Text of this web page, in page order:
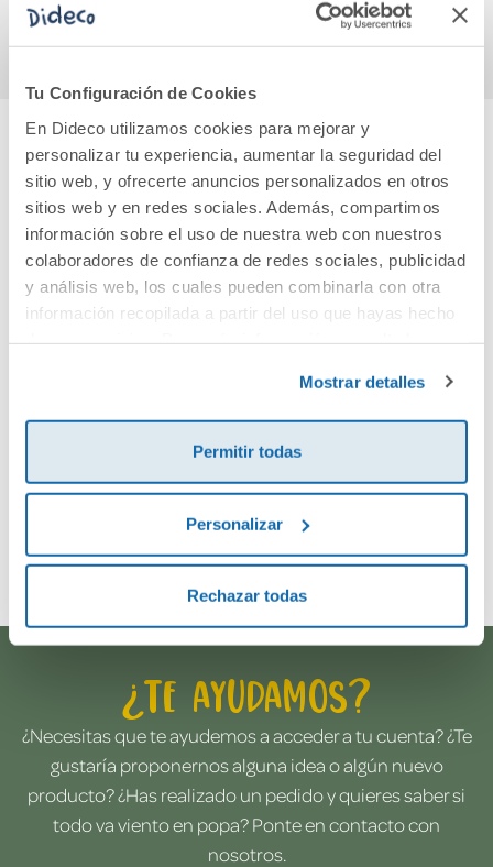
Tu Configuración de Cookies
En Dideco utilizamos cookies para mejorar y
personalizar tu experiencia, aumentar la seguridad del
sitio web, y ofrecerte anuncios personalizados en otros
sitios web y en redes sociales. Además, compartimos
información sobre el uso de nuestra web con nuestros
colaboradores de confianza de redes sociales, publicidad
y análisis web, los cuales pueden combinarla con otra
información recopilada a partir del uso que hayas hecho
Mostrar detalles
Permitir todas
Personalizar
Rechazar todas
Comprar
Comprar
Cuéntanos tu opinión
¡Sé el primero en valorar este producto!
Debes iniciar sesión para poder valorarlo
¿Te ayudamos?
¿Necesitas que te ayudemos a acceder a tu cuenta? ¿Te
gustaría proponernos alguna idea o algún nuevo
producto? ¿Has realizado un pedido y quieres saber si
todo va viento en popa? Ponte en contacto con
nosotros.